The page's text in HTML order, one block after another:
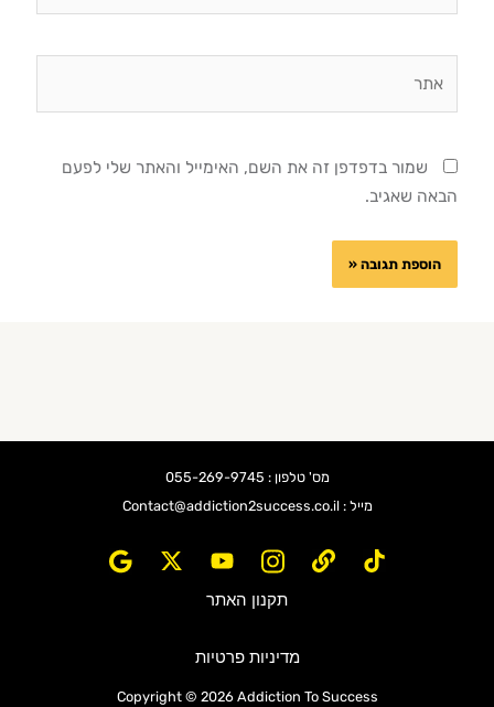
שמור בדפדפן זה את השם, האימייל והאתר שלי לפעם
הבאה שאגיב.
מס' טלפון : 055-269-9745
מייל : Contact@addiction2success.co.il
תקנון האתר
מדיניות פרטיות
Copyright © 2026 Addiction To Success